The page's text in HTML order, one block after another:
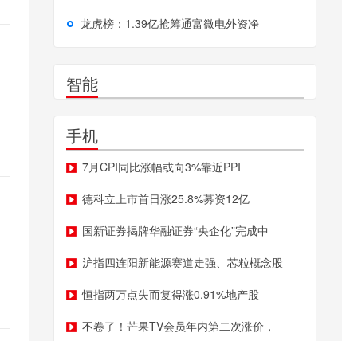
龙虎榜：1.39亿抢筹通富微电外资净
智能
手机
7月CPI同比涨幅或向3%靠近PPI
德科立上市首日涨25.8%募资12亿
国新证券揭牌华融证券“央企化”完成中
沪指四连阳新能源赛道走强、芯粒概念股
恒指两万点失而复得涨0.91%地产股
不卷了！芒果TV会员年内第二次涨价，